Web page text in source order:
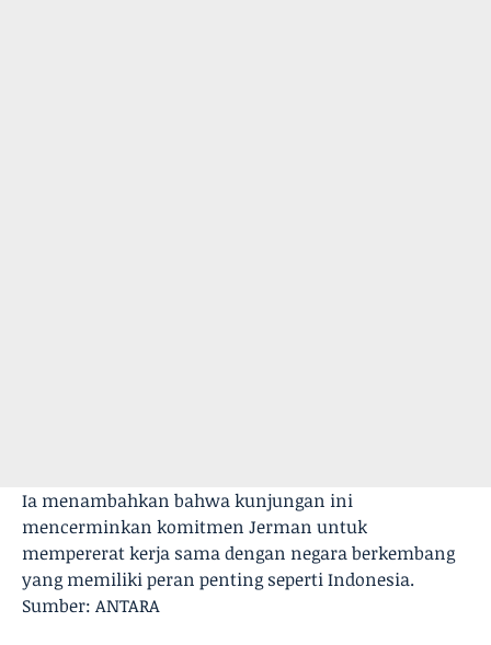
Ia menambahkan bahwa kunjungan ini
mencerminkan komitmen Jerman untuk
mempererat kerja sama dengan negara berkembang
yang memiliki peran penting seperti Indonesia.
Sumber: ANTARA